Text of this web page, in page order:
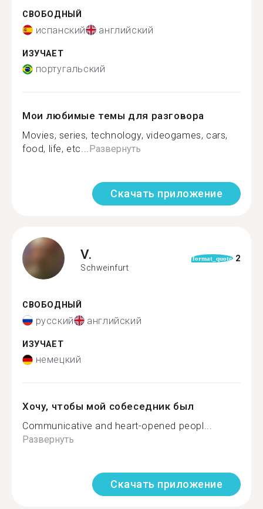
СВОБОДНЫЙ
испанский английский
ИЗУЧАЕТ
португальский
Мои любимые темы для разговора
Movies, series, technology, videogames, cars,
food, life, etc...Развернуть
Скачать приложение
V.
Schweinfurt
format_quote 2
СВОБОДНЫЙ
русский английский
ИЗУЧАЕТ
немецкий
Хочу, чтобы мой собеседник был
Communicative and heart-opened peopl...
Развернуть
Скачать приложение